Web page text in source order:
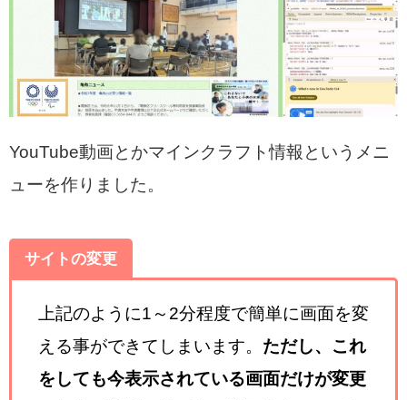
YouTube動画とかマインクラフト情報というメニ
ューを作りました。
サイトの変更
上記のように1～2分程度で簡単に画面を変
える事ができてしまいます。 ただし、これ
をしても今表示されている画面だけが変更